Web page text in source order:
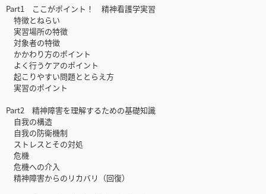
Part1 ここがポイント！ 精神看護学実習
特徴とねらい
実習場所の特徴
対象者の特徴
かかわり方のポイント
よく行うケアのポイント
起こりやすい問題ととらえ方
実習のポイント
Part2 精神障害を理解するための基礎知識
自我の構造
自我の防衛機制
ストレスとその対処
危機
危機への介入
精神障害からのリカバリ（回復）